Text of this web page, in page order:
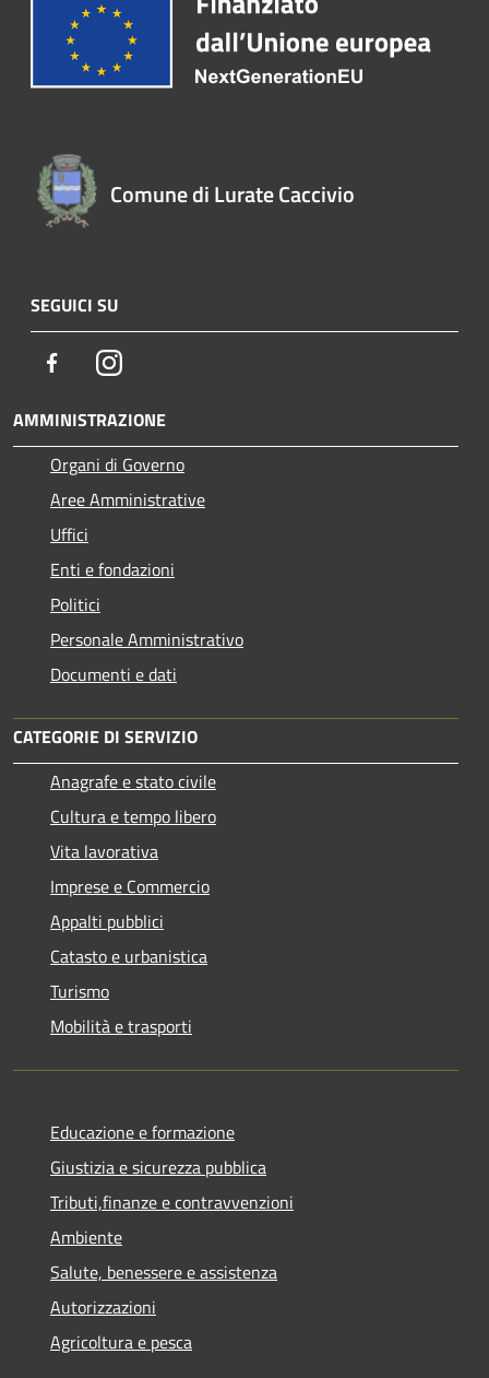
Comune di Lurate Caccivio
SEGUICI SU
FacebookInstagram
AMMINISTRAZIONE
Organi di Governo
Aree Amministrative
Uffici
Enti e fondazioni
Politici
Personale Amministrativo
Documenti e dati
CATEGORIE DI SERVIZIO
Anagrafe e stato civile
Cultura e tempo libero
Vita lavorativa
Imprese e Commercio
Appalti pubblici
Catasto e urbanistica
Turismo
Mobilità e trasporti
Educazione e formazione
Giustizia e sicurezza pubblica
Tributi,finanze e contravvenzioni
Ambiente
Salute, benessere e assistenza
Autorizzazioni
Agricoltura e pesca